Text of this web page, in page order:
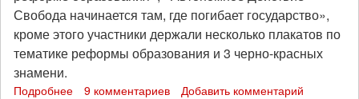
Свобода начинается там, где погибает государство»,
кроме этого участники держали несколько плакатов по
тематике реформы образования и 3 черно-красных
знамени.
Подробнее 9 комментариев Добавить комментарий